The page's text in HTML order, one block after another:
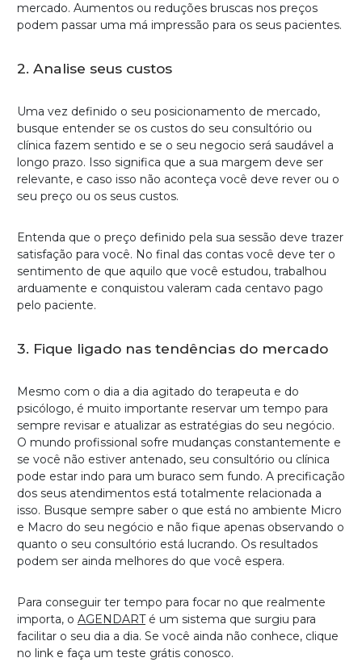
mercado. Aumentos ou reduções bruscas nos preços
podem passar uma má impressão para os seus pacientes.
2. Analise seus custos
Uma vez definido o seu posicionamento de mercado,
busque entender se os custos do seu consultório ou
clínica fazem sentido e se o seu negocio será saudável a
longo prazo. Isso significa que a sua margem deve ser
relevante, e caso isso não aconteça você deve rever ou o
seu preço ou os seus custos.
Entenda que o preço definido pela sua sessão deve trazer
satisfação para você. No final das contas você deve ter o
sentimento de que aquilo que você estudou, trabalhou
arduamente e conquistou valeram cada centavo pago
pelo paciente.
3. Fique ligado nas tendências do mercado
Mesmo com o dia a dia agitado do terapeuta e do
psicólogo, é muito importante reservar um tempo para
sempre revisar e atualizar as estratégias do seu negócio.
O mundo profissional sofre mudanças constantemente e
se você não estiver antenado, seu consultório ou clínica
pode estar indo para um buraco sem fundo. A precificação
dos seus atendimentos está totalmente relacionada a
isso. Busque sempre saber o que está no ambiente Micro
e Macro do seu negócio e não fique apenas observando o
quanto o seu consultório está lucrando. Os resultados
podem ser ainda melhores do que você espera.
Para conseguir ter tempo para focar no que realmente
importa, o AGENDARTé um sistema que surgiu para
facilitar o seu dia a dia. Se você ainda não conhece, clique
no link e faça um teste grátis conosco.